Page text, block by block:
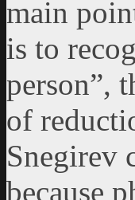
main
is to
person”,
of
Snegirev
because